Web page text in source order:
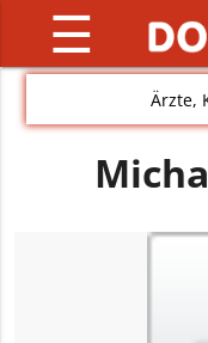
☰
Ärzte,